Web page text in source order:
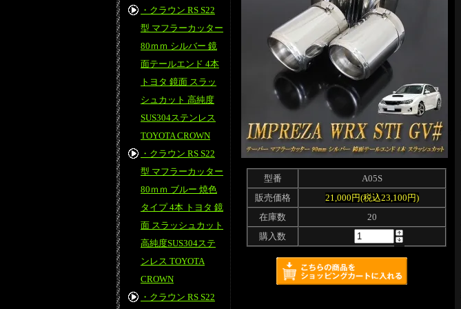
・クラウン RS S22
型 マフラーカッター
80ｍｍ シルバー 鏡
面テールエンド 4本
トヨタ 鏡面 スラッ
シュカット 高純度
SUS304ステンレス
TOYOTA CROWN
・クラウン RS S22
型 マフラーカッター
80ｍｍ ブルー 焼色
タイプ 4本 トヨタ 鏡
面 スラッシュカット
高純度SUS304ステ
ンレス TOYOTA
CROWN
・クラウン RS S22
型番
A05S
販売価格
21,000円(税込23,100円)
在庫数
20
購入数